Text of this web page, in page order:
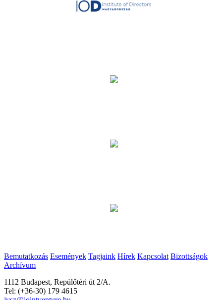
Bemutatkozás Események Tagjaink Hírek Kapcsolat Bizottságok
Archívum
1112 Budapest, Repülőtéri út 2/A.
Tel: (+36-30) 179 4615